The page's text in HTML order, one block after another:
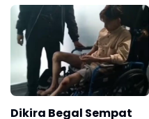
Dikira Begal Sempat